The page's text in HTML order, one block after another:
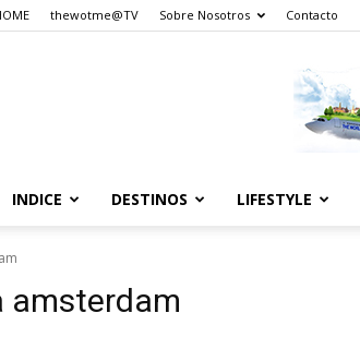
thewotme@TV Sobre Nosotros Contacto
INDICE DESTINOS LIFESTYLE
amsterdam